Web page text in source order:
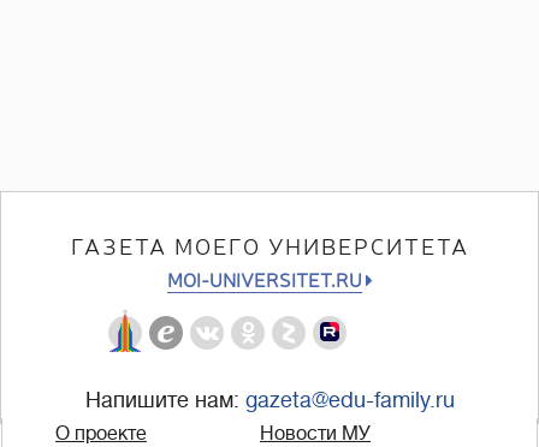
ГАЗЕТА МОЕГО УНИВЕРСИТЕТА
MOI-UNIVERSITET.RU
Напишите нам: gazeta@edu-family.ru
О проекте
Новости МУ